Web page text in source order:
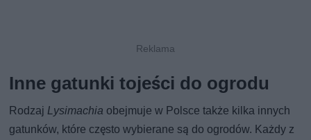
Inne gatunki tojeści do ogrodu
RodzajLysimachia obejmuje w Polsce także kilka innych
gatunków, które często wybierane są do ogrodów. Każdy z